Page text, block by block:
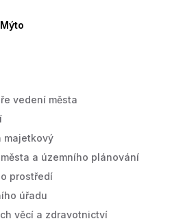
vedení města
majetkový
a územního plánování
prostředí
úřadu
věcí a zdravotnictví